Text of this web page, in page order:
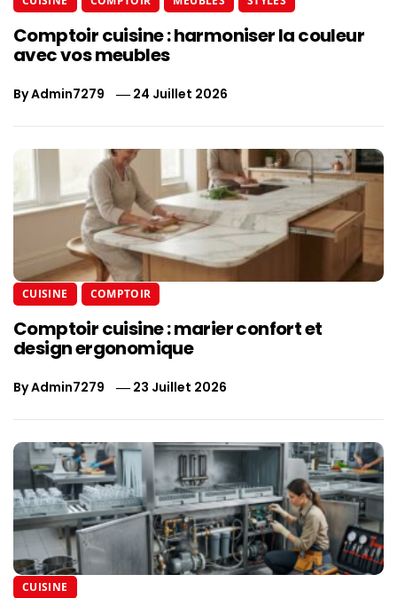
Comptoir cuisine : harmoniser la couleur
avec vos meubles
ByAdmin7279 24 Juillet 2026
CUISINE COMPTOIR
Comptoir cuisine : marier confort et
design ergonomique
ByAdmin7279 23 Juillet 2026
CUISINE